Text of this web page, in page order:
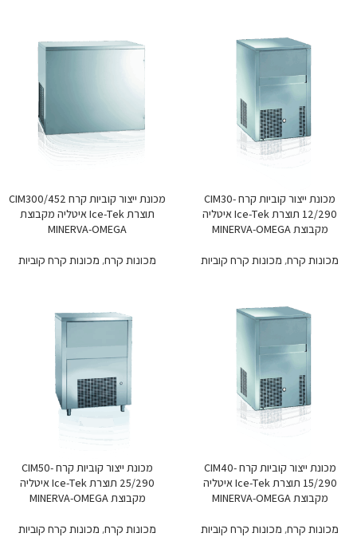
מכונת ייצור קוביות קרח CIM30-
12/290 תוצרת Ice-Tek איטליה
מקבוצת MINERVA-OMEGA
מכונות קרח, מכונות קרח קוביות
מכונת ייצור קוביות קרח CIM300/452
תוצרת Ice-Tek איטליה מקבוצת
MINERVA-OMEGA
מכונות קרח, מכונות קרח קוביות
מכונת ייצור קוביות קרח CIM40-
15/290 תוצרת Ice-Tek איטליה
מקבוצת MINERVA-OMEGA
מכונות קרח, מכונות קרח קוביות
מכונת ייצור קוביות קרח CIM50-
25/290 תוצרת Ice-Tek איטליה
מקבוצת MINERVA-OMEGA
מכונות קרח, מכונות קרח קוביות